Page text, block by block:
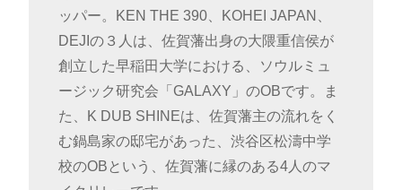
ッパー。KEN THE 390、KOHEI JAPAN、
DEJIの３人は、佐賀藩出身の大隈重信侯が
創立した早稲田大学における、ソウルミュ
ージック研究会「GALAXY」のOBです。ま
た、K DUB SHINEは、佐賀藩主の流れをく
む鍋島家の邸宅があった、渋谷区松濤中学
校のOBという、佐賀藩に縁のある4人のマ